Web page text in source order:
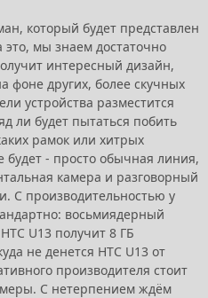
который будет представлен
это, мы знаем достаточно
интересный дизайн,
фоне других, более скучных
устройства разместится
ли будет пытаться побить
рамок или хитрых
будет - просто обычная линия,
камера и разговорный
С производительностью у
восьмиядерный
U13 получит 8 ГБ
не денется HTC U13 от
производителя стоит
С нетерпением ждём